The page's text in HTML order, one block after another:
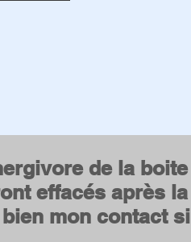
de la boite
effacés après la
mon contact si